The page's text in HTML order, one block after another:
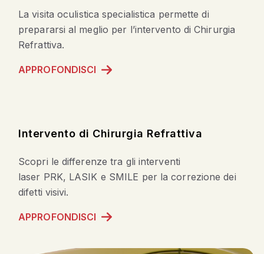
Lavisita oculistica specialistica permette di
prepararsi al meglio per l’intervento di Chirurgia
Refrattiva.
APPROFONDISCI
Intervento di Chirurgia Refrattiva
Scopri le differenze tra gli interventi
laser PRK, LASIK e SMILE per la correzione dei
difetti visivi.
APPROFONDISCI